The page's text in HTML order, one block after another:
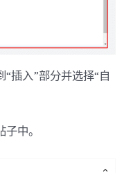
插入”部分并选择“自
中。